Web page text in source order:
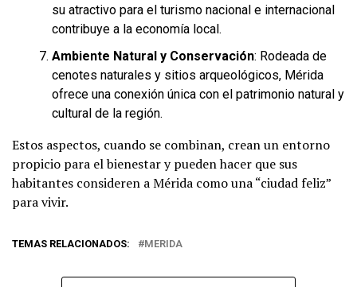
su atractivo para el turismo nacional e internacional
contribuye a la economía local.
Ambiente Natural y Conservación: Rodeada de
cenotes naturales y sitios arqueológicos, Mérida
ofrece una conexión única con el patrimonio natural y
cultural de la región.
Estos aspectos, cuando se combinan, crean un entorno
propicio para el bienestar y pueden hacer que sus
habitantes consideren a Mérida como una “ciudad feliz”
para vivir.
TEMAS RELACIONADOS: MERIDA